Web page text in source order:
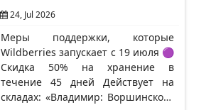
24, Jul 2026
Меры поддержки, которые
Wildberries запускает с 19 июля 🟣
Скидка 50% на хранение в
течение 45 дней Действует на
складах: «Владимир: Воршинское»